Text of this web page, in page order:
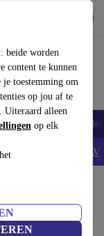
beide worden
content te kunnen
toestemming om
op jou af te
Uiteraard alleen
op elk
Accessoires
IPHONEDEAL - AV